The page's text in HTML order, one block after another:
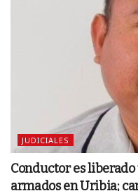
JUDICIALES
Conductor es
armados en Uribia;